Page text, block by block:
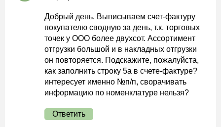
Добрый день. Выписываем счет-фактуру
покупателю сводную за день, т.к. торговых
точек у ООО более двухсот. Ассортимент
отгрузки большой и в накладных отгрузки
он повторяется. Подскажите, пожалуйста,
как заполнить строку 5а в счете-фактуре?
интересует именно №п/п, сворачивать
информацию по номенклатуре нельзя?
Ответить